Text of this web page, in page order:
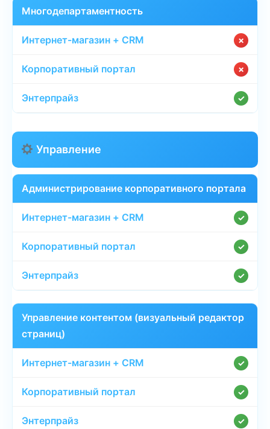
Многодепартаментность
✗
✗
✓
Управление
Администрирование корпоративного портала
✓
✓
✓
Управление контентом (визуальный редактор
страниц)
✓
✓
✓